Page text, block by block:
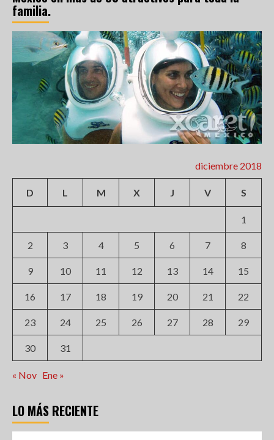
familia.
diciembre 2018
D L M X J V S
1
2 3 4 5 6 7 8
9 10 11 12 13 14 15
16 17 18 19 20 21 22
23 24 25 26 27 28 29
30 31
« Nov Ene »
LO MÁS RECIENTE